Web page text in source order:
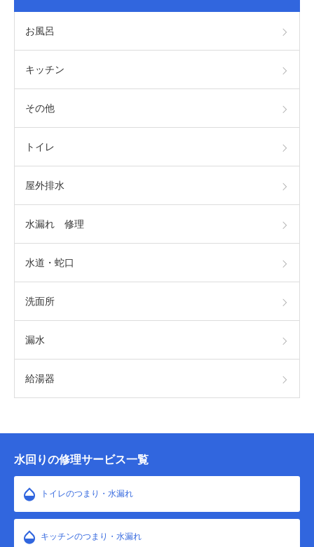
お風呂
キッチン
その他
トイレ
屋外排水
水漏れ 修理
水道・蛇口
洗面所
漏水
給湯器
水回りの修理サービス一覧
トイレのつまり・水漏れ
キッチンのつまり・水漏れ